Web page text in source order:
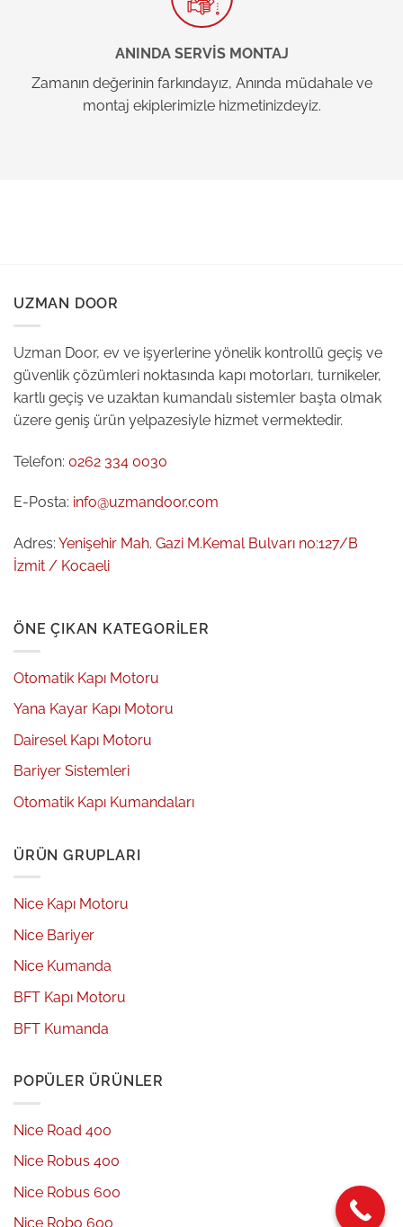
ANINDA SERVİS MONTAJ
Zamanın değerinin farkındayız, Anında müdahale ve
montaj ekiplerimizle hizmetinizdeyiz.
UZMAN DOOR
Uzman Door, ev ve işyerlerine yönelik kontrollü geçiş ve
güvenlik çözümleri noktasında kapı motorları, turnikeler,
kartlı geçiş ve uzaktan kumandalı sistemler başta olmak
üzere geniş ürün yelpazesiyle hizmet vermektedir.
Telefon: 0262 334 0030
E-Posta: info@uzmandoor.com
Adres: Yenişehir Mah. Gazi M.Kemal Bulvarı no:127/B
İzmit / Kocaeli
ÖNE ÇIKAN KATEGORILER
Otomatik Kapı Motoru
Yana Kayar Kapı Motoru
Dairesel Kapı Motoru
Bariyer Sistemleri
Otomatik Kapı Kumandaları
ÜRÜN GRUPLARI
Nice Kapı Motoru
Nice Bariyer
Nice Kumanda
BFT Kapı Motoru
BFT Kumanda
POPÜLER ÜRÜNLER
Nice Road 400
Nice Robus 400
Nice Robus 600
Nice Robo 600